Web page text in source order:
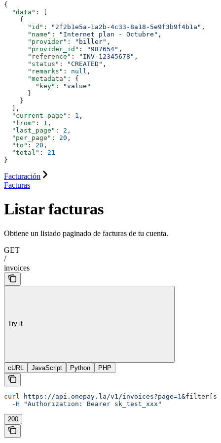
{
  "data"
: [
    {
      "id"
: "2f2b1e5a-1a2b-4c33-8a18-5e9f3b9f4b1a" ,
      "name"
: "Internet plan - Octubre" ,
      "provider"
: "biller" ,
      "provider_id"
: "987654" ,
      "reference"
: "INV-12345678" ,
      "status"
: "CREATED" ,
      "remarks"
: null ,
      "metadata"
: {
        "key"
:
"value"
      }
    }
  ],
  "current_page"
: 1 ,
  "from"
: 1 ,
  "last_page"
: 2 ,
  "per_page"
: 20 ,
  "to"
: 20 ,
  "total"
: 21
}
Facturación
Facturas
Listar facturas
Obtiene un listado paginado de facturas de tu cuenta.
GET
/
invoices
Try it
cURL JavaScript Python PHP
curl https://api.onepay.la/v1/invoices?page=1 &filter [
  -H
"Authorization: Bearer sk_test_xxx"
200